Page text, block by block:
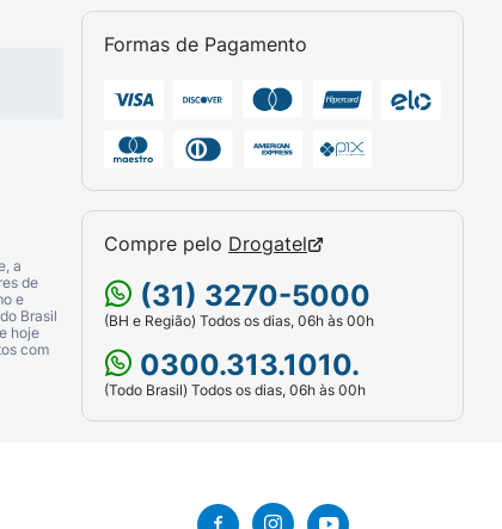
a
de
e
Brasil
hoje
com
Formas de Pagamento
Compre pelo Drogatel
(31) 3270-5000
(BH e Região) Todos os dias, 06h às 00h
0300.313.1010.
(Todo Brasil) Todos os dias, 06h às 00h